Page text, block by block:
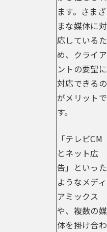
ます。さまざ
まな媒体に対
応しているた
め、クライア
ントの要望に
対応できるの
がメリットで
す。
「テレビCM
とネット広
告」といった
ようなメディ
アミックス
や、複数の媒
体を掛け合わ